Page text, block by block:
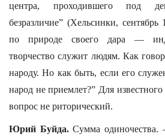
центра, проходившего под
безразличие” (Хельсинки,
по природе своего дара —
творчество служит людям. Как
народу. Но как быть, если его
народ не приемлет?” Для известного
вопрос не риторический.
Юрий Буйда.Сумма